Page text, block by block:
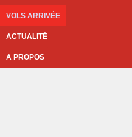
VOLS ARRIVÉE
ACTUALITÉ
A PROPOS